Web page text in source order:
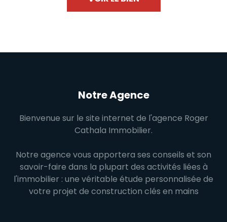
Notre Agence
Bienvenue sur le site internet de l'agence Roger
Cathala Immobilier.
Notre agence vous apportera ses conseils et son
savoir-faire dans la plupart des activités liées à
l'immobilier : une véritable étude personnalisée de
votre projet de construction clés en mains